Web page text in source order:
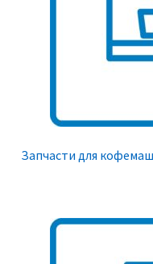
Запчасти для